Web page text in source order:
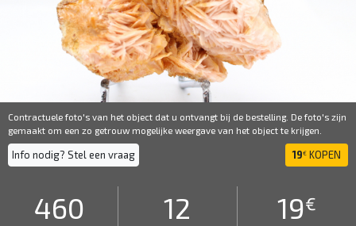
Contractuele foto's van het object dat u ontvangt bij de bestelling. De foto's zijn
gemaakt om een ​​zo getrouw mogelijke weergave van het object te krijgen.
Info nodig? Stel een vraag 19€ KOPEN
460 12 19€